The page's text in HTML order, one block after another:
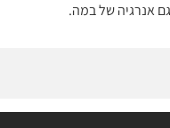
אנרגיה של במה.